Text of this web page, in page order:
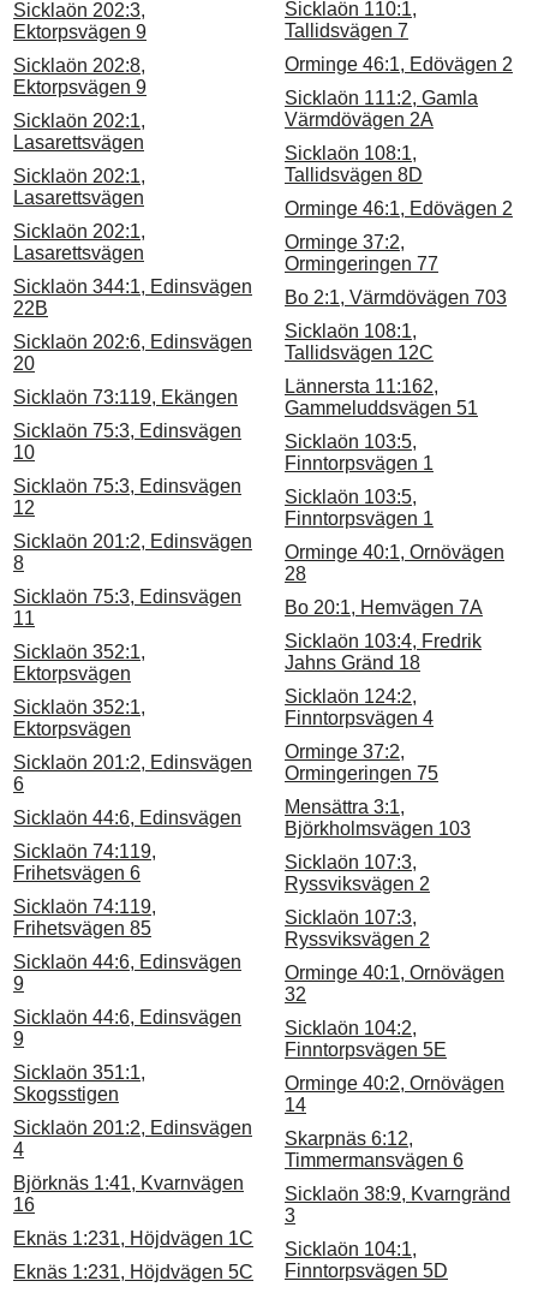
Sicklaön 202:3,
Ektorpsvägen 9
Sicklaön 202:8,
Ektorpsvägen 9
Sicklaön 202:1,
Lasarettsvägen
Sicklaön 202:1,
Lasarettsvägen
Sicklaön 202:1,
Lasarettsvägen
Sicklaön 344:1, Edinsvägen
22B
Sicklaön 202:6, Edinsvägen
20
Sicklaön 73:119, Ekängen
Sicklaön 75:3, Edinsvägen
10
Sicklaön 75:3, Edinsvägen
12
Sicklaön 201:2, Edinsvägen
8
Sicklaön 75:3, Edinsvägen
11
Sicklaön 352:1,
Ektorpsvägen
Sicklaön 352:1,
Ektorpsvägen
Sicklaön 201:2, Edinsvägen
6
Sicklaön 44:6, Edinsvägen
Sicklaön 74:119,
Frihetsvägen 6
Sicklaön 74:119,
Frihetsvägen 85
Sicklaön 44:6, Edinsvägen
9
Sicklaön 44:6, Edinsvägen
9
Sicklaön 351:1,
Skogsstigen
Sicklaön 201:2, Edinsvägen
4
Björknäs 1:41, Kvarnvägen
16
Eknäs 1:231, Höjdvägen 1C
Eknäs 1:231, Höjdvägen 5C
Sicklaön 110:1,
Tallidsvägen 7
Orminge 46:1, Edövägen 2
Sicklaön 111:2, Gamla
Värmdövägen 2A
Sicklaön 108:1,
Tallidsvägen 8D
Orminge 46:1, Edövägen 2
Orminge 37:2,
Ormingeringen 77
Bo 2:1, Värmdövägen 703
Sicklaön 108:1,
Tallidsvägen 12C
Lännersta 11:162,
Gammeluddsvägen 51
Sicklaön 103:5,
Finntorpsvägen 1
Sicklaön 103:5,
Finntorpsvägen 1
Orminge 40:1, Ornövägen
28
Bo 20:1, Hemvägen 7A
Sicklaön 103:4, Fredrik
Jahns Gränd 18
Sicklaön 124:2,
Finntorpsvägen 4
Orminge 37:2,
Ormingeringen 75
Mensättra 3:1,
Björkholmsvägen 103
Sicklaön 107:3,
Ryssviksvägen 2
Sicklaön 107:3,
Ryssviksvägen 2
Orminge 40:1, Ornövägen
32
Sicklaön 104:2,
Finntorpsvägen 5E
Orminge 40:2, Ornövägen
14
Skarpnäs 6:12,
Timmermansvägen 6
Sicklaön 38:9, Kvarngränd
3
Sicklaön 104:1,
Finntorpsvägen 5D